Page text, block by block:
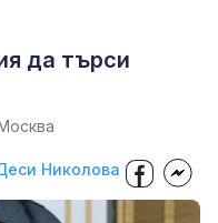
да търси
Николова